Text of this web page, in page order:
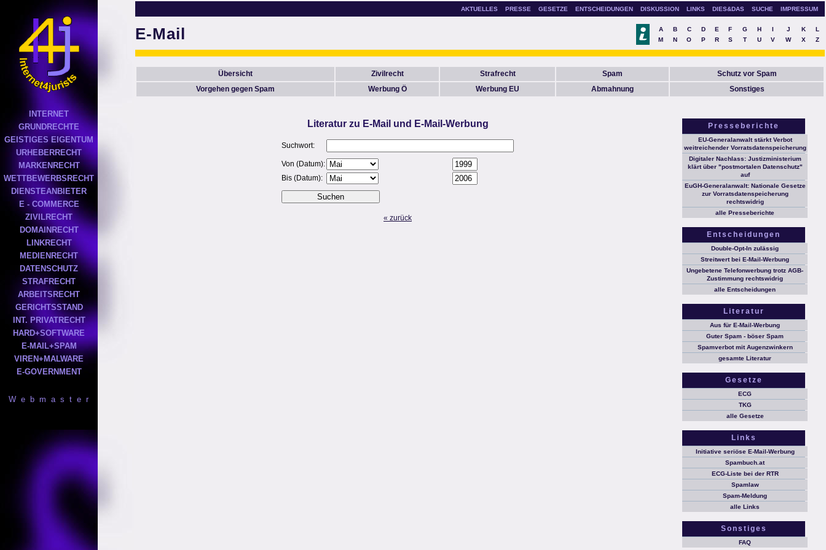
INTERNET
GRUNDRECHTE
GEISTIGES EIGENTUM
URHEBERRECHT
MARKENRECHT
WETTBEWERBSRECHT
DIENSTEANBIETER
E - COMMERCE
ZIVILRECHT
DOMAINRECHT
LINKRECHT
MEDIENRECHT
DATENSCHUTZ
STRAFRECHT
ARBEITSRECHT
GERICHTSSTAND
INT. PRIVATRECHT
HARD+SOFTWARE
E-MAIL+SPAM
VIREN+MALWARE
E-GOVERNMENT
W e b m a s t e r
AKTUELLES PRESSE GESETZE ENTSCHEIDUNGEN DISKUSSION LINKS DIES&DAS SUCHE IMPRESSUM
E-Mail A B C D E F G H I J K
L
M
N O P R S T U V W X Z
Übersicht Zivilrecht Strafrecht Spam
Schutz vor Spam
Vorgehen gegen Spam
Werbung Ö Werbung EU Abmahnung Sonstiges
Literatur zu E-Mail und E-Mail-Werbung
Suchwort:
Von (Datum):
Bis (Datum):
« zurück
Presseberichte
EU-Generalanwalt stärkt Verbot
weitreichender Vorratsdatenspeicherung
Digitaler Nachlass: Justizministerium
klärt über "postmortalen Datenschutz"
auf
EuGH-Generalanwalt: Nationale Gesetze
zur Vorratsdatenspeicherung
rechtswidrig
alle Presseberichte
Entscheidungen
Double-Opt-In zulässig
Streitwert bei E-Mail-Werbung
Ungebetene Telefonwerbung trotz AGB-
Zustimmung rechtswidrig
alle Entscheidungen
Literatur
Aus für E-Mail-Werbung
Guter Spam - böser Spam
Spamverbot mit Augenzwinkern
gesamte Literatur
Gesetze
ECG
TKG
alle Gesetze
Links
Initiative seriöse E-Mail-Werbung
Spambuch.at
ECG-Liste bei der RTR
Spamlaw
Spam-Meldung
alle Links
Sonstiges
FAQ